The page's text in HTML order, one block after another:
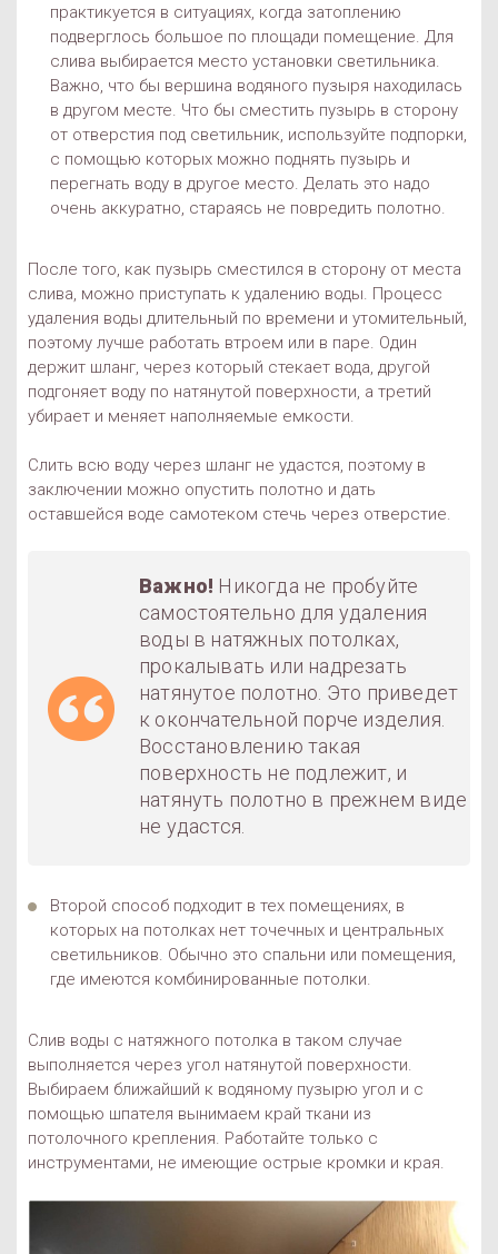
практикуется в ситуациях, когда затоплению
подверглось большое по площади помещение. Для
слива выбирается место установки светильника.
Важно, что бы вершина водяного пузыря находилась
в другом месте. Что бы сместить пузырь в сторону
от отверстия под светильник, используйте подпорки,
с помощью которых можно поднять пузырь и
перегнать воду в другое место. Делать это надо
очень аккуратно, стараясь не повредить полотно.
После того, как пузырь сместился в сторону от места
слива, можно приступать к удалению воды. Процесс
удаления воды длительный по времени и утомительный,
поэтому лучше работать втроем или в паре. Один
держит шланг, через который стекает вода, другой
подгоняет воду по натянутой поверхности, а третий
убирает и меняет наполняемые емкости.
Слить всю воду через шланг не удастся, поэтому в
заключении можно опустить полотно и дать
оставшейся воде самотеком стечь через отверстие.
Важно! Никогда не пробуйте
самостоятельно для удаления
воды в натяжных потолках,
прокалывать или надрезать
натянутое полотно. Это приведет
к окончательной порче изделия.
Восстановлению такая
поверхность не подлежит, и
натянуть полотно в прежнем виде
не удастся.
Второй способ подходит в тех помещениях, в
которых на потолках нет точечных и центральных
светильников. Обычно это спальни или помещения,
где имеются комбинированные потолки.
Слив воды с натяжного потолка в таком случае
выполняется через угол натянутой поверхности.
Выбираем ближайший к водяному пузырю угол и с
помощью шпателя вынимаем край ткани из
потолочного крепления. Работайте только с
инструментами, не имеющие острые кромки и края.